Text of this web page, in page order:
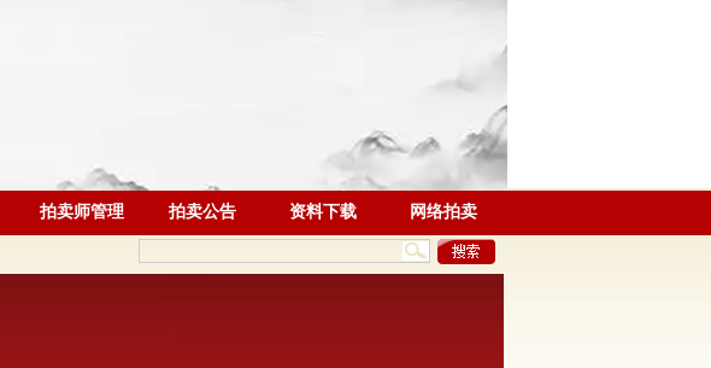
拍卖师管理 拍卖公告 资料下载 网络拍卖